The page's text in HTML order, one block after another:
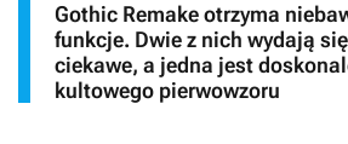
Gothic Remake otrzyma
funkcje. Dwie z nich wydają
ciekawe, a jedna jest
kultowego pierwowzoru